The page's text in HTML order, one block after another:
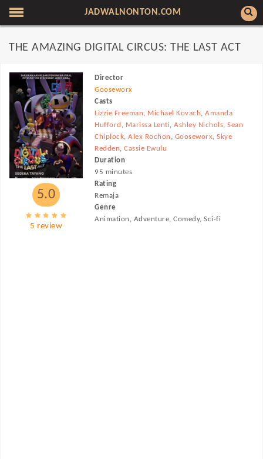
JADWALNONTON.COM
THE AMAZING DIGITAL CIRCUS: THE LAST ACT
5.0
5 review
Director
Gooseworx
Casts
Lizzie Freeman, Michael Kovach,Amanda
Hufford , Marissa Lenti,Ashley Nichols,Sean
Chiplock,Alex Rochon , Gooseworx,Skye
Redden,Cassie Ewulu
Duration
95 minutes
Rating
Remaja
Genre
Animation, Adventure, Comedy, Sci-fi